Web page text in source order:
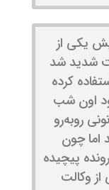
یکی از
شدید شد
کرده
اون شب
روبه‌رو
اما چون
پیچیده
از وکالت